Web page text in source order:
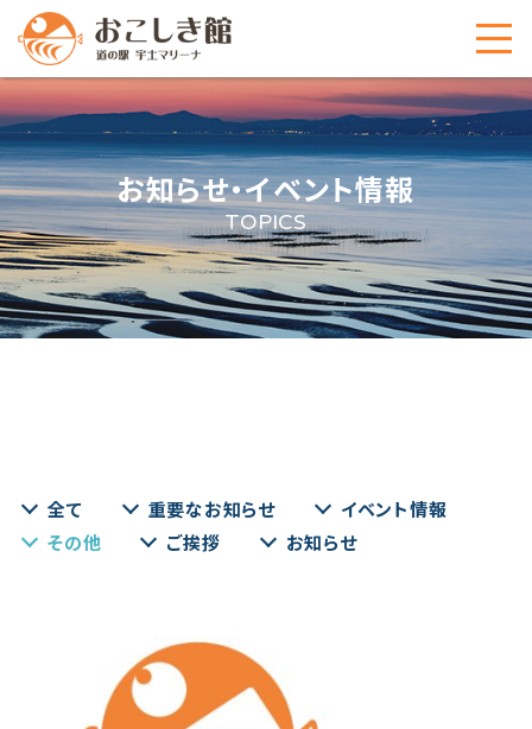
お知らせ・イベント情報
TOPICS
全て 重要なお知らせ
イベント情報
その他
ご挨拶 お知らせ